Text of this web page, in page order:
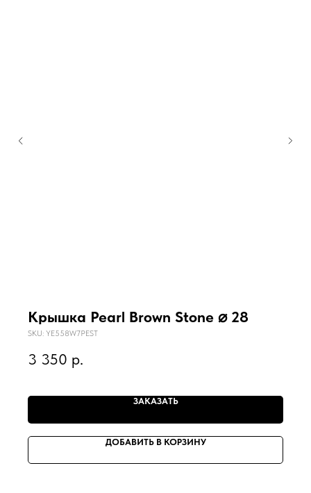
Крышка Pearl Brown Stone ⌀ 28
SKU: YE558W7PEST
3 350 р.
ЗАКАЗАТЬ
ДОБАВИТЬ В КОРЗИНУ